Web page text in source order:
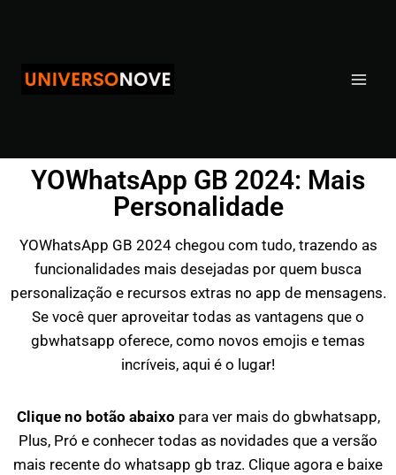
YOWhatsApp GB 2024: Mais
Personalidade
YOWhatsApp GB 2024 chegou com tudo, trazendo as
funcionalidades mais desejadas por quem busca
personalização e recursos extras no app de mensagens.
Se você quer aproveitar todas as vantagens que o
gbwhatsapp oferece, como novos emojis e temas
incríveis, aqui é o lugar!
Clique no botão abaixo para ver mais do gbwhatsapp,
Plus, Pró e conhecer todas as novidades que a versão
mais recente do whatsapp gb traz. Clique agora e baixe